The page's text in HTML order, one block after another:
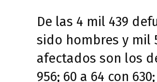
De las 4 mil 439
sido hombres y mil
afectados son los
956; 60 a 64 con